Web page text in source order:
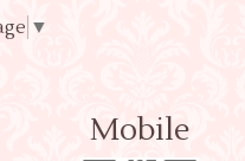
▼
Mobile